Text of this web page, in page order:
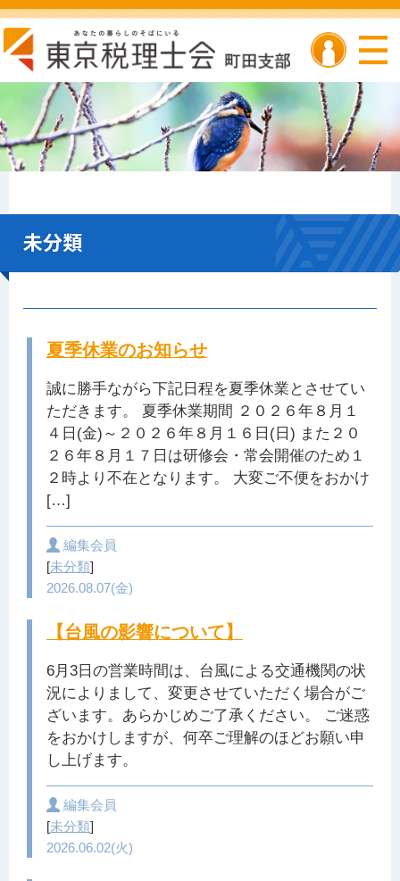
未分類
夏季休業のお知らせ
誠に勝手ながら下記日程を夏季休業とさせてい
ただきます。 夏季休業期間 ２０２６年８月１
４日(金)～２０２６年８月１６日(日) また２０
２６年８月１７日は研修会・常会開催のため１
２時より不在となります。 大変ご不便をおかけ
[…]
編集会員
[未分類]
2026.08.07(金)
【台風の影響について】
6月3日の営業時間は、台風による交通機関の状
況によりまして、変更させていただく場合がご
ざいます。あらかじめご了承ください。 ご迷惑
をおかけしますが、何卒ご理解のほどお願い申
し上げます。
編集会員
[未分類]
2026.06.02(火)